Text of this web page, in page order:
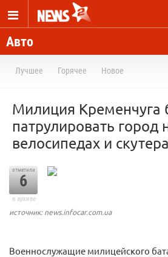
Авто
Лучшее Горячее Новое
Милиция Кременчуга
патрулировать город
велосипедах и
отметили
6
в архиве
источник: news.infocar.com.ua
Военнослужащие милицейского